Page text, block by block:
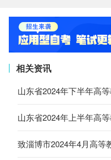
相关资讯
山东省2024年下半年高
致淄博市2024年4月高等